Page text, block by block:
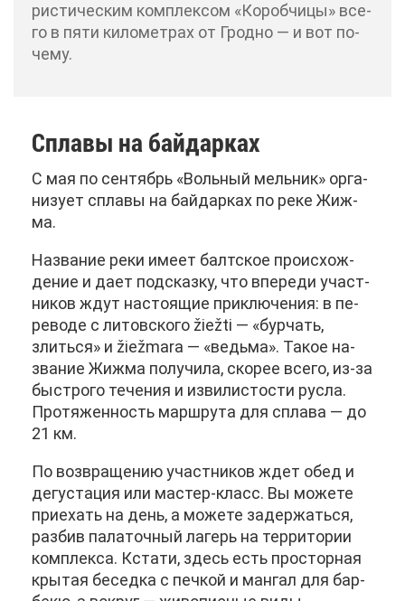
ри­сти­че­ским ком­плек­сом «Ко­роб­чи­цы» все­
го в пя­ти ки­ло­мет­рах от Грод­но — и вот по­
че­му.
Спла­вы на бай­дар­ках
С мая по сен­тябрь «Воль­ный мель­ник» ор­га­
ни­зу­ет спла­вы на бай­дар­ках по ре­ке Жи­ж­
ма.
На­зва­ние ре­ки име­ет балт­ское про­ис­хож­
де­ние и да­ет под­сказ­ку, что впе­ре­ди участ­
ни­ков ждут на­сто­я­щие при­клю­че­ния: в пе­
ре­во­де с ли­тов­ско­го žiežti — «бур­чать,
злить­ся» и žiežmara — «ведь­ма». Та­кое на­
зва­ние Жи­ж­ма по­лу­чи­ла, ско­рее все­го, из-за
быст­ро­го те­че­ния и из­ви­ли­сто­сти рус­ла.
Про­тя­жен­ность марш­ру­та для спла­ва — до
21 км.
По воз­вра­ще­нию участ­ни­ков ждет обед и
де­гу­ста­ция или ма­стер-класс. Вы мо­же­те
при­е­хать на день, а мо­же­те за­дер­жать­ся,
раз­бив па­ла­точ­ный ла­герь на тер­ри­то­рии
ком­плек­са. Кста­ти, здесь есть про­стор­ная
кры­тая бе­сед­ка с печ­кой и ман­гал для бар­